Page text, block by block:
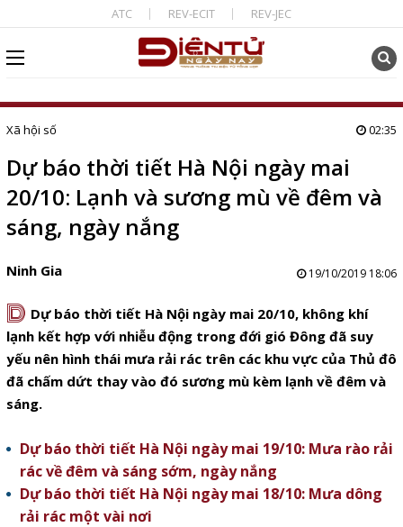
ATC REV-ECIT REV-JEC
Xã hội số 02:35
Dự báo thời tiết Hà Nội ngày mai
20/10: Lạnh và sương mù về đêm và
sáng, ngày nắng
Ninh Gia 19/10/2019 18:06
D Dự báo thời tiết Hà Nội ngày mai 20/10, không khí
lạnh kết hợp với nhiễu động trong đới gió Đông đã suy
yếu nên hình thái mưa rải rác trên các khu vực của Thủ đô
đã chấm dứt thay vào đó sương mù kèm lạnh về đêm và
sáng.
Dự báo thời tiết Hà Nội ngày mai 19/10: Mưa rào rải
rác về đêm và sáng sớm, ngày nắng
Dự báo thời tiết Hà Nội ngày mai 18/10: Mưa dông
rải rác một vài nơi